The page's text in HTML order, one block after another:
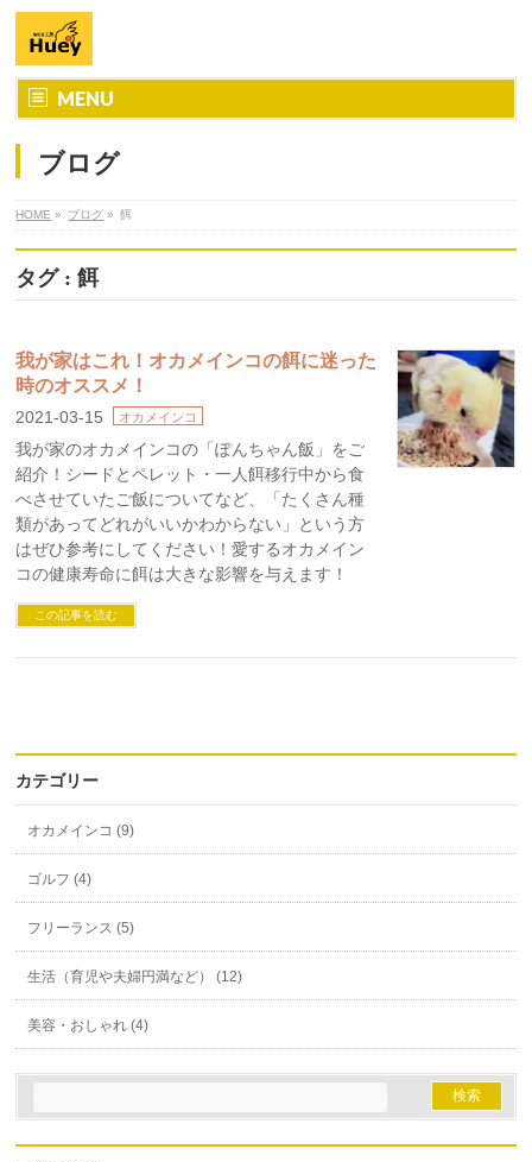
MENU
ブログ
HOME » ブログ » 餌
タグ : 餌
我が家はこれ！オカメインコの餌に迷った
時のオススメ！
2021-03-15 オカメインコ
我が家のオカメインコの「ぽんちゃん飯」をご
紹介！シードとペレット・一人餌移行中から食
べさせていたご飯についてなど、「たくさん種
類があってどれがいいかわからない」という方
はぜひ参考にしてください！愛するオカメイン
コの健康寿命に餌は大きな影響を与えます！
この記事を読む
カテゴリー
オカメインコ (9)
ゴルフ (4)
フリーランス (5)
生活（育児や夫婦円満など） (12)
美容・おしゃれ (4)